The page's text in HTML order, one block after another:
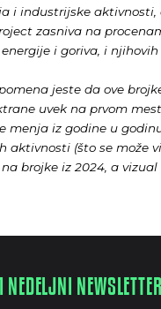
i industrijske aktivnosti,
zasniva na
i goriva, i
jeste da ove
uvek na prvom
menja iz godine u
aktivnosti (što se može
brojke iz 2024, a
NEWSLETTER